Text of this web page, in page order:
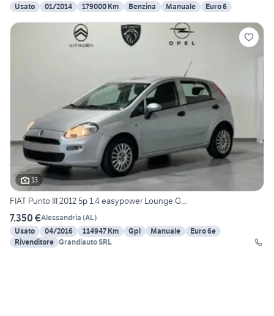
Usato
01/2014 179000 Km Benzina Manuale Euro 6
13
FIAT Punto III 2012 5p 1.4 easypower Lounge G...
7.350 €Alessandria (AL)
Usato
04/2016 114947 Km Gpl Manuale
Euro 6e
Rivenditore Grandiauto SRL